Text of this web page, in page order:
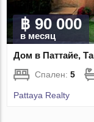
฿ 90 000
в месяц
Дом в Паттайе,
Спален:5
Pattaya Realty